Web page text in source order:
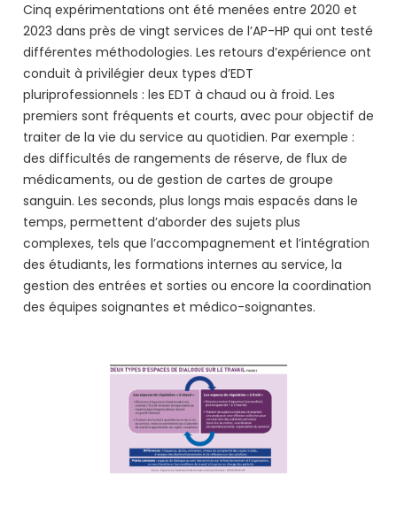
Cinq expérimentations ont été menées entre 2020 et
2023 dans près de vingt services de l’AP-HP qui ont testé
différentes méthodologies. Les retours d’expérience ont
conduit à privilégier deux types d’EDT
pluriprofessionnels : les EDT à chaud ou à froid. Les
premiers sont fréquents et courts, avec pour objectif de
traiter de la vie du service au quotidien. Par exemple :
des difficultés de rangements de réserve, de flux de
médicaments, ou de gestion de cartes de groupe
sanguin. Les seconds, plus longs mais espacés dans le
temps, permettent d’aborder des sujets plus
complexes, tels que l’accompagnement et l’intégration
des étudiants, les formations internes au service, la
gestion des entrées et sorties ou encore la coordination
des équipes soignantes et médico-soignantes.